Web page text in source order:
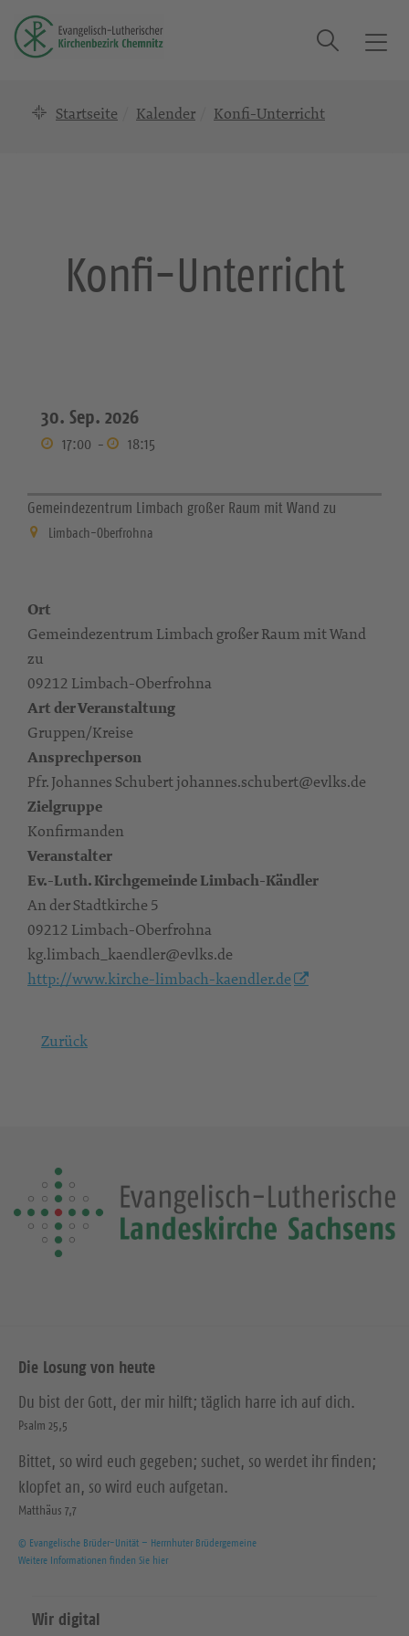
T
Suche
Startseite Kalender Konfi-Unterricht
Konfi-Unterricht
30. Sep. 2026
17:00 - 18:15
Gemeindezentrum Limbach großer Raum mit Wand zu
Limbach-Oberfrohna
Ort
Gemeindezentrum Limbach großer Raum mit Wand
zu
09212 Limbach-Oberfrohna
Art der Veranstaltung
Gruppen/Kreise
Ansprechperson
Pfr. Johannes Schubert johannes.schubert@evlks.de
Zielgruppe
Konfirmanden
Veranstalter
Ev.-Luth. Kirchgemeinde Limbach-Kändler
An der Stadtkirche 5
09212 Limbach-Oberfrohna
kg.limbach_kaendler@evlks.de
http://www.kirche-limbach-kaendler.de
Zurück
Die Losung von heute
Du bist der Gott, der mir hilft; täglich harre ich auf dich.
Psalm 25,5
Bittet, so wird euch gegeben; suchet, so werdet ihr finden;
klopfet an, so wird euch aufgetan.
Matthäus 7,7
© Evangelische Brüder-Unität – Herrnhuter Brüdergemeine
Weitere Informationen finden Sie hier
Wir digital